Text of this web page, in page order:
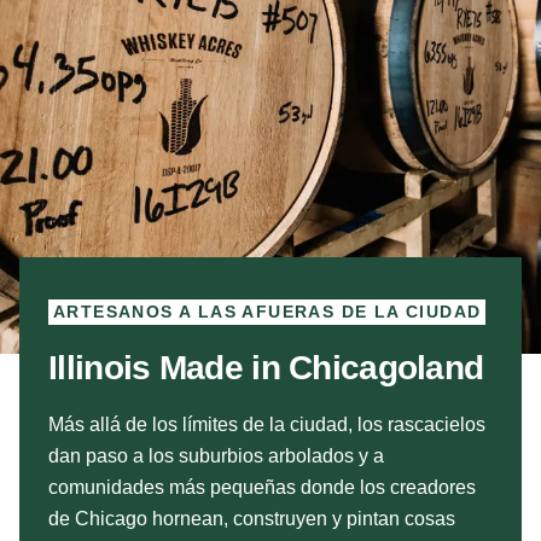
Illinois Made in Chicagoland
ARTESANOS A LAS AFUERAS DE LA CIUDAD
Más allá de los límites de la ciudad, los rascacielos
dan paso a los suburbios arbolados y a
comunidades más pequeñas donde los creadores
de Chicago hornean, construyen y pintan cosas